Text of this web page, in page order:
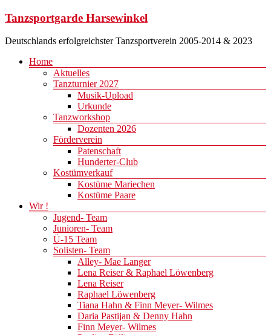
Zum
springen
Tanzsportgarde Harsewinkel
Deutschlands erfolgreichster Tanzsportverein 2005-2014 & 2023
Menü
Home
Aktuelles
Tanzturnier 2027
Musik-Upload
Urkunde
Tanzworkshop
Dozenten 2026
Förderverein
Patenschaft
Hunderter-Club
Kostümverkauf
Kostüme Mariechen
Kostüme Paare
Wir !
Jugend- Team
Junioren- Team
Ü-15 Team
Solisten- Team
Alley- Mae Langer
Lena Reiser & Raphael Löwenberg
Lena Reiser
Raphael Löwenberg
Tiana Hahn & Finn Meyer- Wilmes
Daria Pastijan & Denny Hahn
Finn Meyer- Wilmes